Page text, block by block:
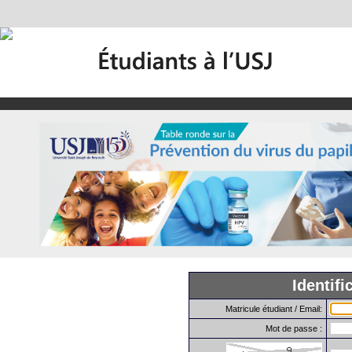
Matricule étudiant / Email:
Mot de passe :